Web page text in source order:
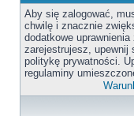
Aby się zalogować,
chwilę i znacznie
dodatkowe
zarejestrujesz, upewnij
politykę prywatności.
regulaminy